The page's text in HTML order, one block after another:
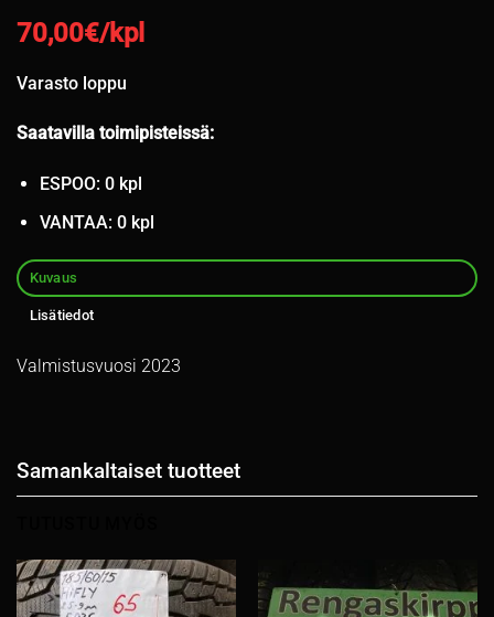
70,00€/kpl
Varasto loppu
Saatavilla toimipisteissä:
ESPOO: 0 kpl
VANTAA: 0 kpl
Kuvaus
Lisätiedot
Valmistusvuosi 2023
Samankaltaiset tuotteet